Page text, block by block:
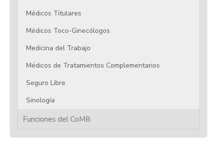
Médicos Titulares
Médicos Toco-Ginecólogos
Medicina del Trabajo
Médicos de Tratamientos Complementarios
Seguro Libre
Sinología
Funciones del CoMB